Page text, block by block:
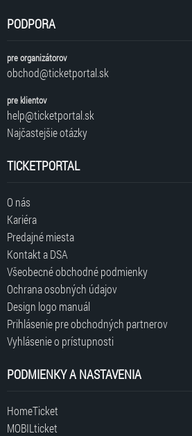
PODPORA
pre organizátorov
obchod@ticketportal.sk
pre klientov
help@ticketportal.sk
Najčastejšie otázky
TICKETPORTAL
O nás
Kariéra
Predajné miesta
Kontakt a DSA
Všeobecné obchodné podmienky
Ochrana osobných údajov
Design logo manuál
Prihlásenie pre obchodných partnerov
Vyhlásenie o prístupnosti
PODMIENKY A NASTAVENIA
HomeTicket
MOBILticket